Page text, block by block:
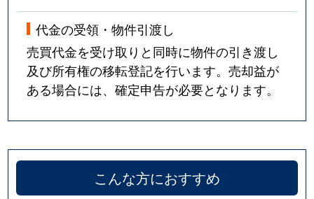
代金の受領・物件引渡し
売買代金を受け取りと同時に物件の引き渡し
及び所有権の移転登記を行います。売却益が
ある場合には、確定申告が必要となります。
こんな方におすすめ